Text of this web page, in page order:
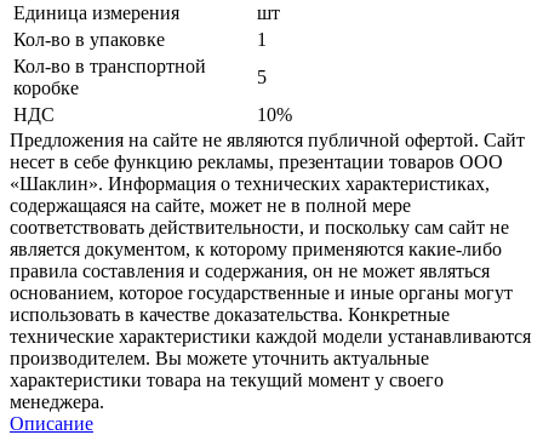
Единица измерения
шт
Кол-во в упаковке
1
Кол-во в транспортной
коробке
5
НДС
10%
Предложения на сайте не являются публичной офертой. Сайт
несет в себе функцию рекламы, презентации товаров ООО
«Шаклин». Информация о технических характеристиках,
содержащаяся на сайте, может не в полной мере
соответствовать действительности, и поскольку сам сайт не
является документом, к которому применяются какие-либо
правила составления и содержания, он не может являться
основанием, которое государственные и иные органы могут
использовать в качестве доказательства. Конкретные
технические характеристики каждой модели устанавливаются
производителем. Вы можете уточнить актуальные
характеристики товара на текущий момент у своего
менеджера.
Описание